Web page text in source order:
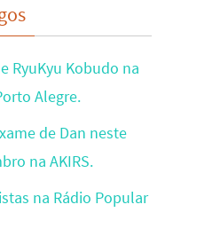
RyuKyu Kobudo na
Alegre.
de Dan neste
na AKIRS.
na Rádio Popular